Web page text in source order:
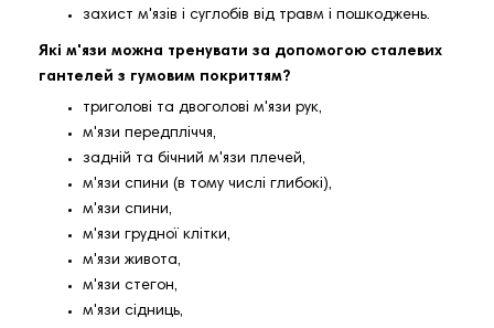
захист м'язів і суглобів від травм і пошкоджень.
Які м'язи можна тренувати за допомогою сталевих
гантелей з гумовим покриттям?
триголові та двоголові м'язи рук,
м'язи передпліччя,
задній та бічний м'язи плечей,
м'язи спини (в тому числі глибокі),
м'язи спини,
м'язи грудної клітки,
м'язи живота,
м'язи стегон,
м'язи сідниць,